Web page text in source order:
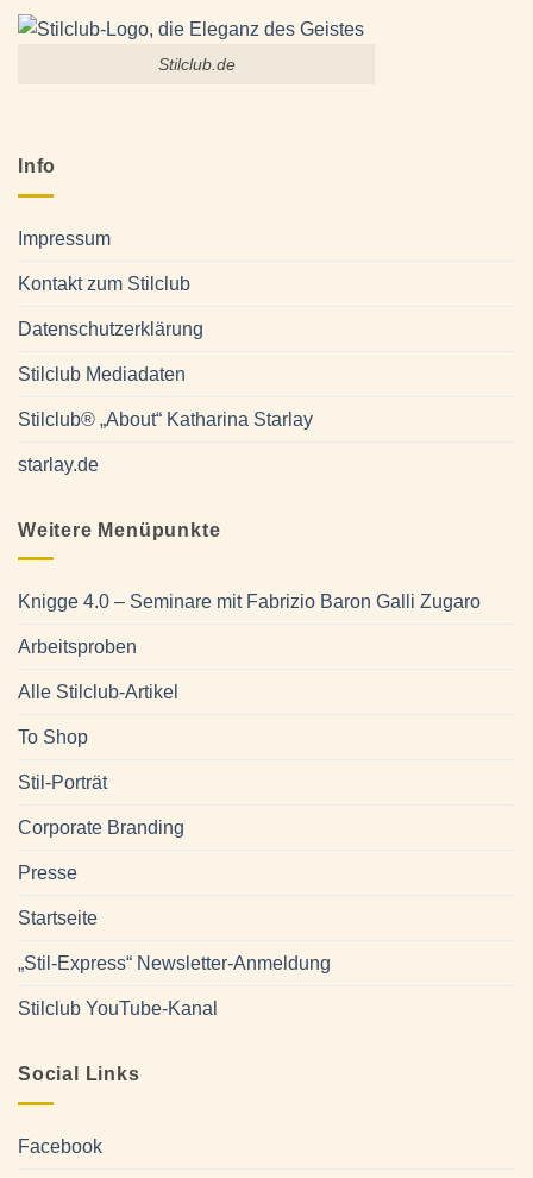
Stilclub.de
Info
Impressum
Kontakt zum Stilclub
Datenschutzerklärung
Stilclub Mediadaten
Stilclub® „About“ Katharina Starlay
starlay.de
Weitere Menüpunkte
Knigge 4.0 – Seminare mit Fabrizio Baron Galli Zugaro
Arbeitsproben
Alle Stilclub-Artikel
To Shop
Stil-Porträt
Corporate Branding
Presse
Startseite
„Stil-Express“ Newsletter-Anmeldung
Stilclub YouTube-Kanal
Social Links
Facebook